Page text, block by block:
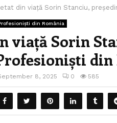
din viață Sorin Stanciu,
din România
viață Sorin
din
8, 2025 0 585